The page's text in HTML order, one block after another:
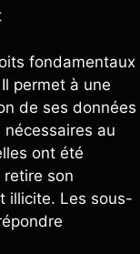
fondamentaux
permet à une
de ses données
au
ont été
son
illicite. Les sous-